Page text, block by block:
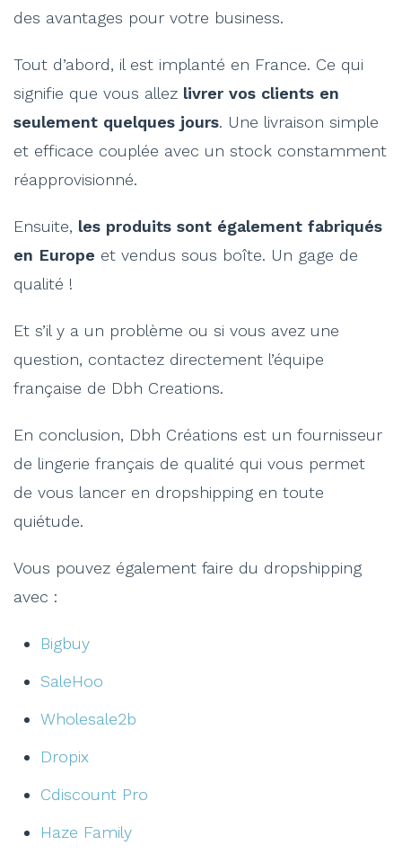
des avantages pour votre business.
Tout d’abord, il est implanté en France. Ce qui
signifie que vous allez livrer vos clients en
seulement quelques jours. Une livraison simple
et efficace couplée avec un stock constamment
réapprovisionné.
Ensuite, les produits sont également fabriqués
en Europe et vendus sous boîte. Un gage de
qualité !
Et s’il y a un problème ou si vous avez une
question, contactez directement l’équipe
française de Dbh Creations.
En conclusion, Dbh Créations est un fournisseur
de lingerie français de qualité qui vous permet
de vous lancer en dropshipping en toute
quiétude.
Vous pouvez également faire du dropshipping
avec :
Bigbuy
SaleHoo
Wholesale2b
Dropix
Cdiscount Pro
Haze Family